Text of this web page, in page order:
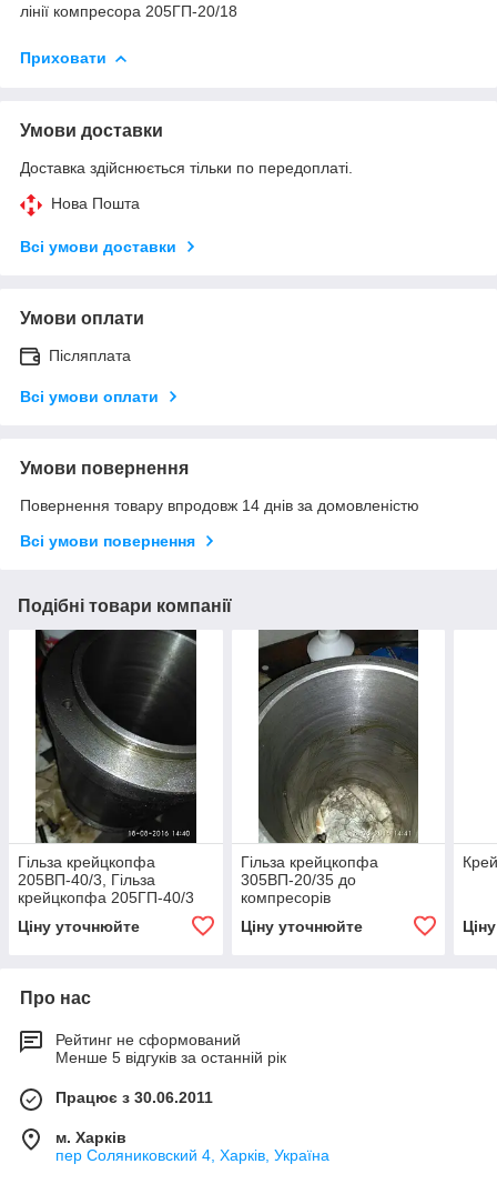
лінії компресора 205ГП-20/18
Приховати
Умови доставки
Доставка здійснюється тільки по передоплаті.
Нова Пошта
Всі умови доставки
Умови оплати
Післяплата
Всі умови оплати
Умови повернення
Повернення товару впродовж 14 днів за домовленістю
Всі умови повернення
Подібні товари компанії
Гільза крейцкопфа
205ВП-40/3, Гільза
крейцкопфа 205ГП-40/3
Ціну уточнюйте
Гільза крейцкопфа
305ВП-20/35 до
компресорів
Ціну уточнюйте
Про нас
Рейтинг не сформований
Менше 5 відгуків за останній рік
Працює з 30.06.2011
м. Харків
пер Соляниковский 4, Харків, Україна